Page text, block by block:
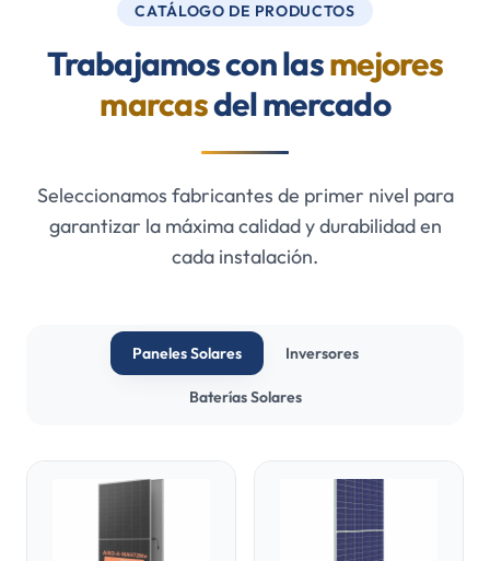
CATÁLOGO DE PRODUCTOS
Trabajamos con lasmejores
marcasdel mercado
Seleccionamos fabricantes de primer nivel para
garantizar la máxima calidad y durabilidad en
cada instalación.
Paneles Solares Inversores
Baterías Solares